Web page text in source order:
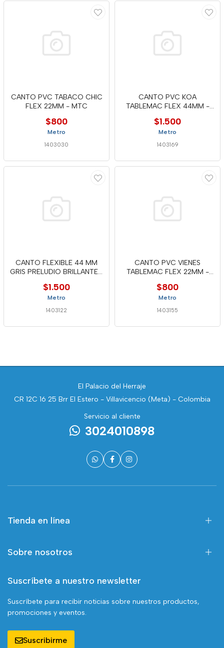
CANTO PVC TABACO CHIC
FLEX 22MM - MTC
$800
Metro
1403030
CANTO PVC KOA
TABLEMAC FLEX 44MM -
$1.500
Metro
1403169
CANTO FLEXIBLE 44 MM
GRIS PRELUDIO BRILLANTE -
$1.500
Metro
1403122
CANTO PVC VIENES
TABLEMAC FLEX 22MM -
$800
Metro
1403155
El Palacio del Herraje
CR 12C 16 25 Brr El Estero - Villavicencio (Meta) - Colombia
Servicio al cliente
3024010898
Tienda en línea
Sobre nosotros
Suscríbete a nuestro newsletter
Suscríbete para recibir noticias sobre nuestros productos,
promociones y eventos.
Suscribirme